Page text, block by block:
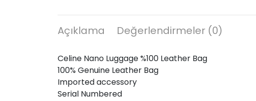
Açıklama Değerlendirmeler (0)
Celine Nano Luggage %100 Leather Bag
100% Genuine Leather Bag
Imported accessory
Serial Numbered